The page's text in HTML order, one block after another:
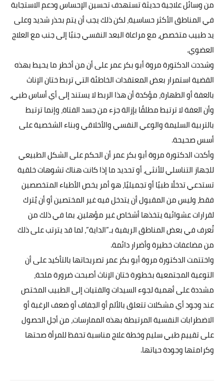
من وسائل علاجية حديثة تستهدف تحسين الإحساس ودعم الاستجابة
في المناطق الأكثر حساسية، لكن ذلك يجب أن يتم بحذر شديد وعلى
يد طبيب متخصص، مع مراعاة البعد النفسي جنبًا إلى جنب مع العلاج
العضوي.
وشددت الدكتورة مروة أبو بكر عمر على أن من أخطر ما يحيط بهذه
القضية استمرار بعض المعتقدات الخاطئة التي تربط ختان الإناث
بالعفة أو الطهارة، مؤكدة أن هذا الربط لا يستند إلى أي أساس طبي،
وأن العفة لا ترتبط مطلقًا بإزالة جزء من جسد الفتاة، وإنما ترتبط
بالتربية السليمة والوعي النفسي والأخلاقي وبناء الشخصية على
أسس صحيحة.
وأكدت الدكتورة مروة أبو بكر عمر أن الحكم على الشكل الطبيعي
للجهاز التناسلي للأنثى، أو تحديد ما إذا كانت هناك تشوهات خلقية
تستدعي تدخلًا طبيًا أو تجميليًا، هو أمر يخص الأطباء المتخصصين
فقط، وليس من المقبول أن يتدخل فيه غير المختصين أو أن يُترك
لقرارات عشوائية يتخذها أشخاص غير مؤهلين، بما في ذلك من
تُعرف في بعض المناطق الريفية بـ”الداية”، لما قد يترتب على ذلك
من مضاعفات خطيرة وأضرار دائمة.
واختتمت الدكتورة مروة أبو بكر عمر تصريحاتها بالتأكيد على أن
التوعية المجتمعية بخطورة ختان الإناث أصبحت ضرورة ملحة،
مشددة على أهمية لجوء السيدات والفتيات إلى الطبيب المختص
عند وجود أي مشكلات تتعلق بالألم أو الجفاف أو ضعف الرغبة أو
الاضطرابات النفسية المرتبطة بهذه الممارسات، من أجل الحصول
على تقييم طبي سليم وخطة علاج مناسبة تحفظ للمرأة صحتها
وكرامتها وجودة حياتها.